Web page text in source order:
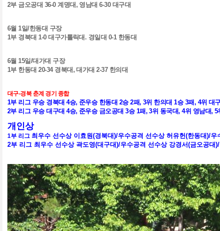
2부 금오공대 36-0계명대 , 영남대6-30 대구대
6월1일/한동대 구장
1부 경북대1-0대구가톨릭대 . 경일대 0-1 한동대
6월15일/대가대 구장
1부 한동대20-34 경북대 ,대가대2-37 한의대
대구-경북 춘계 경기 종합
1부 리그 우승 경북대4승, 준우승 한동대 2승2패, 3위 한의대1승 3패, 4위 대
2부 리그 우승 대구대4승, 준우승 금오공대3승 1패, 3위 동국대, 4위 영남대, 5
개인상
1부 리그 최우수 선수상 이효원(경북대)/우수공격 선수상 허유헌(한동대)/우
2부 리그 최우수 선수상 곽도영(대구대)/우수공격 선수상 강경서 (금오공대)/